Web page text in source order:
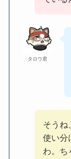
タロウ君
そうね
使い分
わ。ち